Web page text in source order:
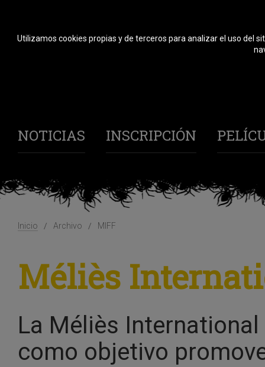
NOTICIAS INSCRIPCIÓN
Inicio Archivo MIFF
Méliès
La Méliès
como objetivo
Utilizamos cookies propias y de terceros para analizar el uso del